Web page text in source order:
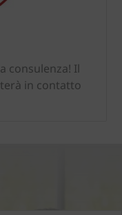
consulenza! Il
in contatto